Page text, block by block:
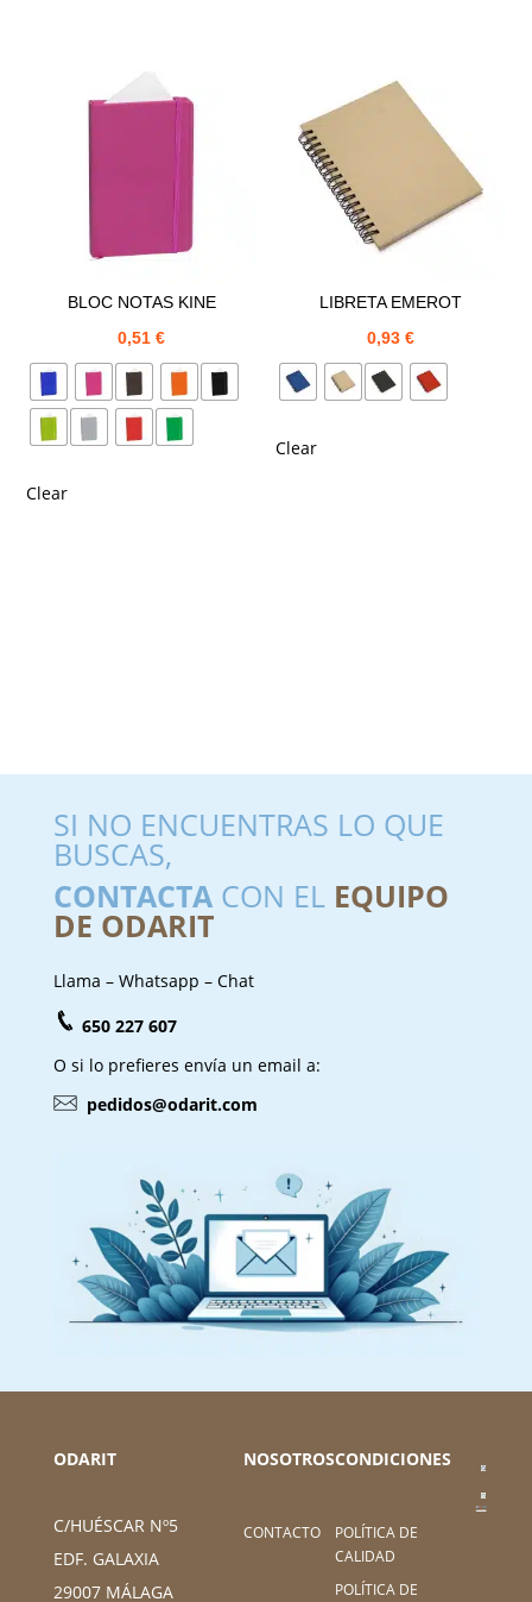
BLOC NOTAS KINE
0,51€
Clear
LIBRETA EMEROT
0,93 €
Clear
SI NO ENCUENTRAS LO QUE
BUSCAS,
CONTACTACON EL EQUIPO
DE ODARIT
Llama – Whatsapp – Chat
650 227 607
O si lo prefieres envía un email a:
pedidos@odarit.com
ODARIT
C/HUÉSCAR Nº5
EDF. GALAXIA
29007 MÁLAGA
NOSOTROS
CONTACTO
CONDICIONES
POLÍTICA DE
CALIDAD
POLÍTICA DE